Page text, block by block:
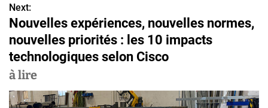
v
i
g
a
t
Next:
Nouvelles expériences, nouvelles normes,
nouvelles priorités : les 10 impacts
technologiques selon Cisco
à lire